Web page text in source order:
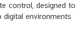
control, designed to
digital environments